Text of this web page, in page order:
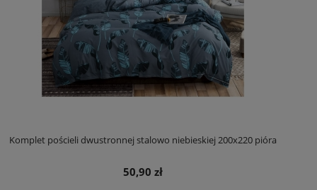
Komplet pościeli dwustronnej stalowo niebieskiej 200x220 pióra
50,90 zł